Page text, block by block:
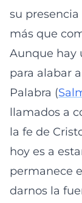
su
más que
Aunque hay
para alabar
Palabra (
llamados a
la fe de
hoy es a
permanece
darnos la